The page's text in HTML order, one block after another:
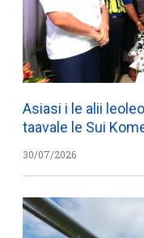
Asiasi i le alii
taavale le Sui
30/07/2026